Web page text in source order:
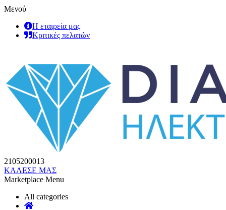
Μενού
Η εταιρεία μας
Κριτικές πελατών
2105200013
ΚΑΛΕΣΕ ΜΑΣ
Marketplace Menu
All categories